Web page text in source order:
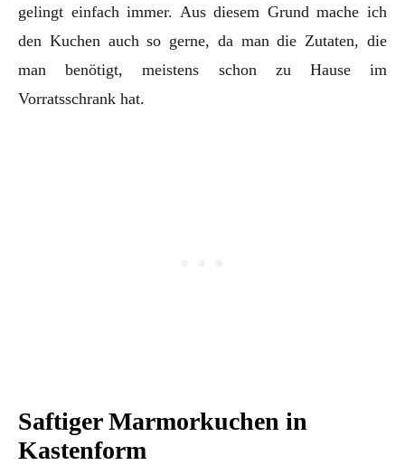
gelingt einfach immer. Aus diesem Grund mache ich
den Kuchen auch so gerne, da man die Zutaten, die
man benötigt, meistens schon zu Hause im
Vorratsschrank hat.
Saftiger Marmorkuchen in
Kastenform